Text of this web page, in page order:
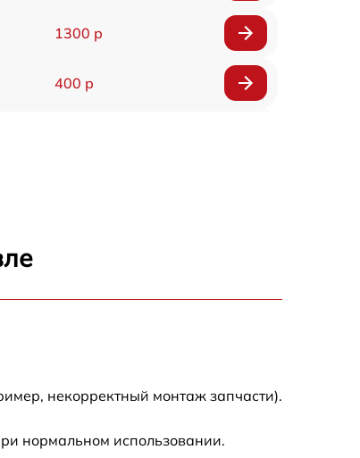
1300 р
400 р
1100 р
некорректный монтаж запчасти).
нормальном использовании.